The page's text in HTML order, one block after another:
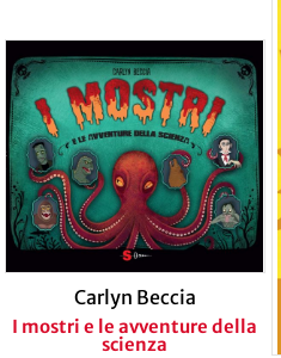
Carlyn Beccia
I mostri e le avventure della
scienza